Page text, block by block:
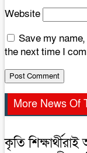
Website
Save my
the next time I
More News Of
কৃতি